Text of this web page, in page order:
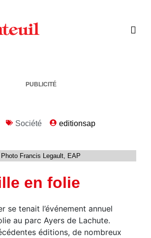
PUBLICITÉ
Société editionsap
Photo Francis Legault, EAP
en folie
se tenait l’événement annuel
au parc Ayers de Lachute.
éditions, de nombreux